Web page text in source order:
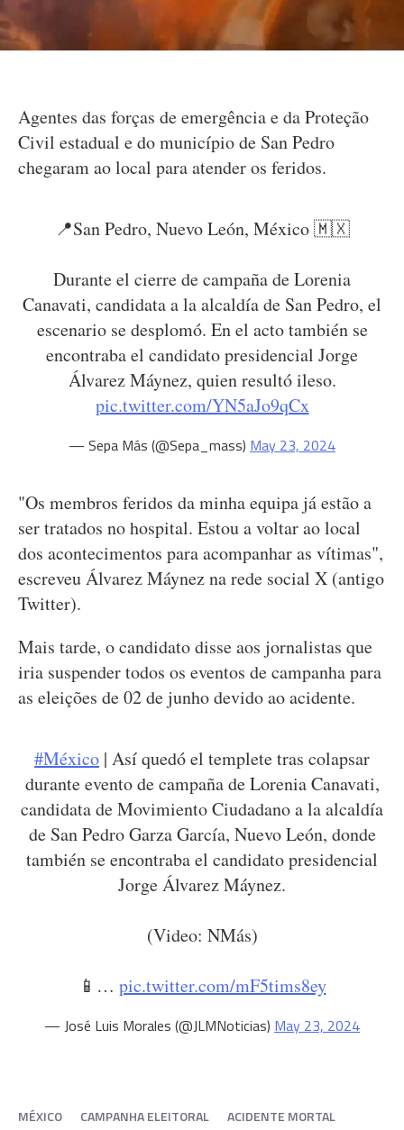
Agentes das forças de emergência e da Proteção
Civil estadual e do município de San Pedro
chegaram ao local para atender os feridos.
📍San Pedro, Nuevo León, México 🇲🇽
Durante el cierre de campaña de Lorenia
Canavati, candidata a la alcaldía de San Pedro, el
escenario se desplomó. En el acto también se
encontraba el candidato presidencial Jorge
Álvarez Máynez, quien resultó ileso.
pic.twitter.com/YN5aJo9qCx
— Sepa Más (@Sepa_mass) May 23, 2024
"Os membros feridos da minha equipa já estão a
ser tratados no hospital. Estou a voltar ao local
dos acontecimentos para acompanhar as vítimas",
escreveu Álvarez Máynez na rede social X (antigo
Twitter).
Mais tarde, o candidato disse aos jornalistas que
iria suspender todos os eventos de campanha para
as eleições de 02 de junho devido ao acidente.
#México | Así quedó el templete tras colapsar
durante evento de campaña de Lorenia Canavati,
candidata de Movimiento Ciudadano a la alcaldía
de San Pedro Garza García, Nuevo León, donde
también se encontraba el candidato presidencial
Jorge Álvarez Máynez.
(Video: NMás)
📱… pic.twitter.com/mF5tims8ey
— José Luis Morales (@JLMNoticias) May 23, 2024
MÉXICO CAMPANHA ELEITORAL
ACIDENTE MORTAL